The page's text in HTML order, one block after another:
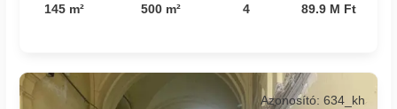
145 m² 500 m² 4 89.9 M Ft
Azonosító: 634_kh